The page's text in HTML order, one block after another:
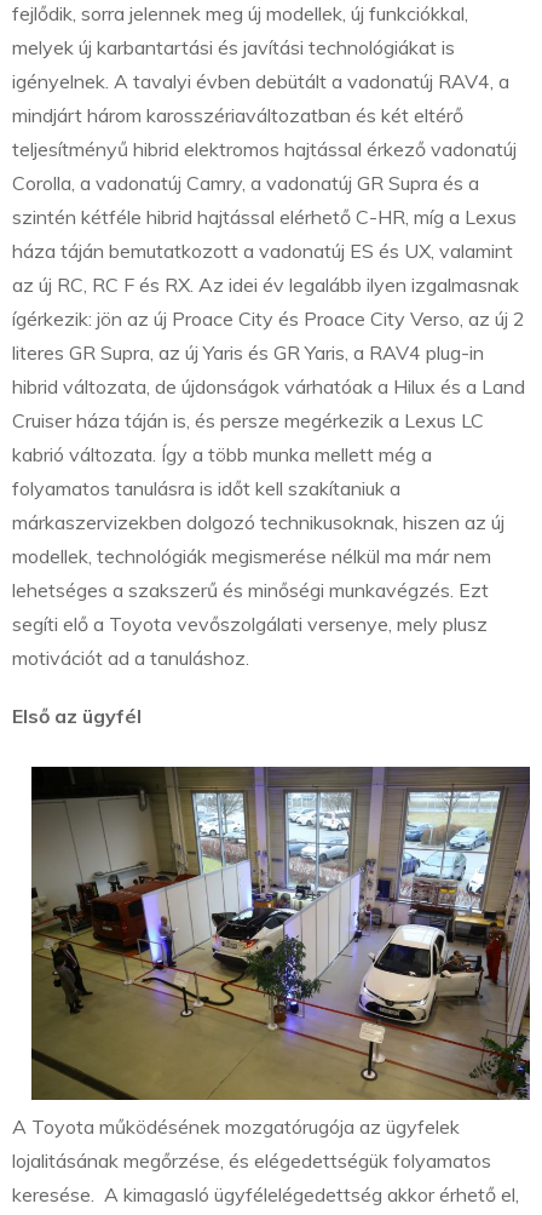
fejlődik, sorra jelennek meg új modellek, új funkciókkal,
melyek új karbantartási és javítási technológiákat is
igényelnek. A tavalyi évben debütált a vadonatúj RAV4, a
mindjárt három karosszériaváltozatban és két eltérő
teljesítményű hibrid elektromos hajtással érkező vadonatúj
Corolla, a vadonatúj Camry, a vadonatúj GR Supra és a
szintén kétféle hibrid hajtással elérhető C-HR, míg a Lexus
háza táján bemutatkozott a vadonatúj ES és UX, valamint
az új RC, RC F és RX. Az idei év legalább ilyen izgalmasnak
ígérkezik: jön az új Proace City és Proace City Verso, az új 2
literes GR Supra, az új Yaris és GR Yaris, a RAV4 plug-in
hibrid változata, de újdonságok várhatóak a Hilux és a Land
Cruiser háza táján is, és persze megérkezik a Lexus LC
kabrió változata. Így a több munka mellett még a
folyamatos tanulásra is időt kell szakítaniuk a
márkaszervizekben dolgozó technikusoknak, hiszen az új
modellek, technológiák megismerése nélkül ma már nem
lehetséges a szakszerű és minőségi munkavégzés. Ezt
segíti elő a Toyota vevőszolgálati versenye, mely plusz
motivációt ad a tanuláshoz.
Első az ügyfél
A Toyota működésének mozgatórugója az ügyfelek
lojalitásának megőrzése, és elégedettségük folyamatos
keresése. A kimagasló ügyfélelégedettség akkor érhető el,